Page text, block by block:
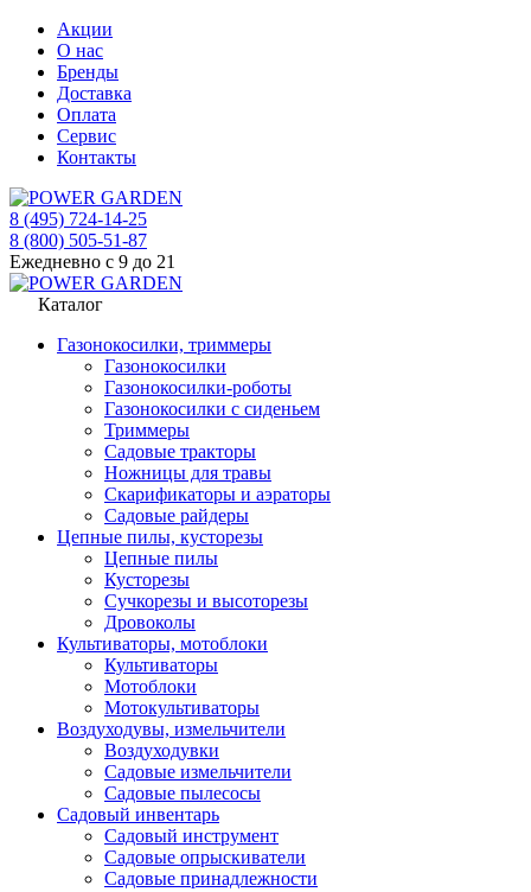
Акции
О нас
Бренды
Доставка
Оплата
Сервис
Контакты
8 (495) 724-14-25
8 (800) 505-51-87
Ежедневно с 9 до 21
Каталог
Газонокосилки, триммеры
Газонокосилки
Газонокосилки-роботы
Газонокосилки с сиденьем
Триммеры
Садовые тракторы
Ножницы для травы
Скарификаторы и аэраторы
Садовые райдеры
Цепные пилы, кусторезы
Цепные пилы
Кусторезы
Сучкорезы и высоторезы
Дровоколы
Культиваторы, мотоблоки
Культиваторы
Мотоблоки
Мотокультиваторы
Воздуходувы, измельчители
Воздуходувки
Садовые измельчители
Садовые пылесосы
Садовый инвентарь
Садовый инструмент
Садовые опрыскиватели
Садовые принадлежности